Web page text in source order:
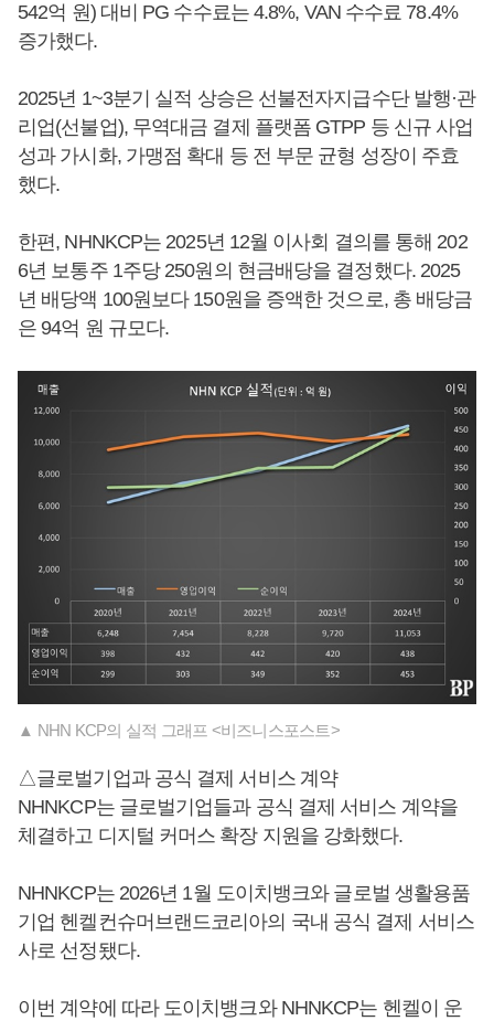
542억 원) 대비 PG 수수료는 4.8%, VAN 수수료 78.4%
증가했다.
2025년 1~3분기 실적 상승은 선불전자지급수단 발행·관
리업(선불업), 무역대금 결제 플랫폼 GTPP 등 신규 사업
성과 가시화, 가맹점 확대 등 전 부문 균형 성장이 주효
했다.
한편, NHNKCP는 2025년 12월 이사회 결의를 통해 202
6년 보통주 1주당 250원의 현금배당을 결정했다. 2025
년 배당액 100원보다 150원을 증액한 것으로, 총 배당금
은 94억 원 규모다.
▲ NHN KCP의 실적 그래프 <비즈니스포스트>
△글로벌기업과 공식 결제 서비스 계약
NHNKCP는 글로벌기업들과 공식 결제 서비스 계약을
체결하고 디지털 커머스 확장 지원을 강화했다.
NHNKCP는 2026년 1월 도이치뱅크와 글로벌 생활용품
기업 헨켈컨슈머브랜드코리아의 국내 공식 결제 서비스
사로 선정됐다.
이번 계약에 따라 도이치뱅크와 NHNKCP는 헨켈이 운